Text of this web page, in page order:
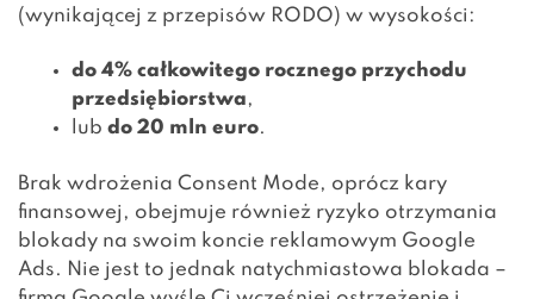
(wynikającej z przepisów RODO) w wysokości:
do 4% całkowitego rocznego przychodu
przedsiębiorstwa,
lub do 20 mln euro.
Brak wdrożenia Consent Mode, oprócz kary
finansowej, obejmuje również ryzyko otrzymania
blokady na swoim koncie reklamowym Google
Ads. Nie jest to jednak natychmiastowa blokada –